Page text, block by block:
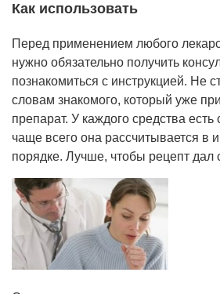
Как использовать
Перед применением любого
нужно обязательно получить
познакомиться с инструкцией. Не
словам знакомого, который уже
препарат. У каждого средства есть
чаще всего она рассчитывается в
порядке. Лучше, чтобы рецепт дал